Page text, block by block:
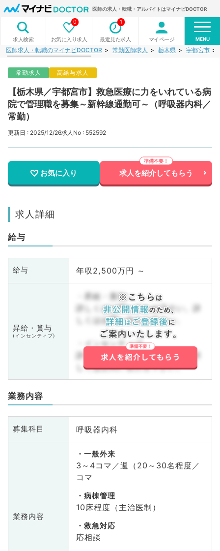
医師の求人・転職・アルバイトはマイナビDOCTOR
求人検索 お気に入り求人
0
最近見た求人
1
マイページ MENU
医師求人・転職のマイナビDOCTOR 常勤医師求人 栃木県 宇都宮市
常勤求人 高給与求人
【栃木県／宇都宮市】救急医療に力をいれている病
院で管理職を募集～新幹線通勤可～（呼吸器内科／
常勤）
更新日 : 2025/12/26求人No : 552592
お気に入り 求人を紹介してもらう
求人詳細
給与
給与 年収2,500万円 ～
昇給・賞与
(インセンティブ)
・昇給・賞与
詳しくはお問い合わせ下さい。詳
しくはお問い合わせ下さい。
・インセンティブ
詳しくはお問い合わせ下さい。詳
しくはお問い合わせ下さい。
業務内容
募集科目 呼吸器内科
業務内容
一般外来
3～4コマ／週（20～30名程度／
コマ
病棟管理
10床程度（主治医制）
救急対応
応相談